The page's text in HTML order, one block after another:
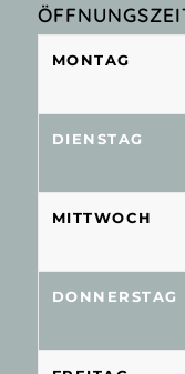
MONTAG
DIENSTAG
MITTWOCH
DONNERSTAG